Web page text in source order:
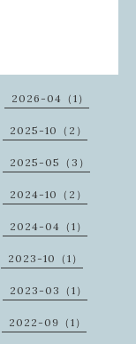
2026-04（1）
2025-10（2）
2025-05（3）
2024-10（2）
2024-04（1）
2023-10（1）
2023-03（1）
2022-09（1）